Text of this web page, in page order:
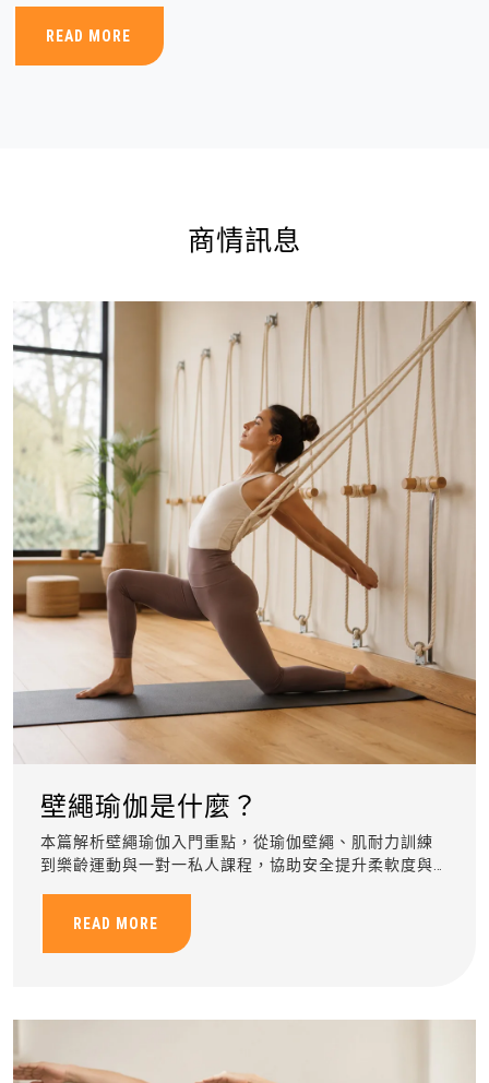
READ MORE
商情訊息
壁繩瑜伽是什麼？
本篇解析壁繩瑜伽入門重點，從瑜伽壁繩、肌耐力訓練
到樂齡運動與一對一私人課程，協助安全提升柔軟度與
READ MORE